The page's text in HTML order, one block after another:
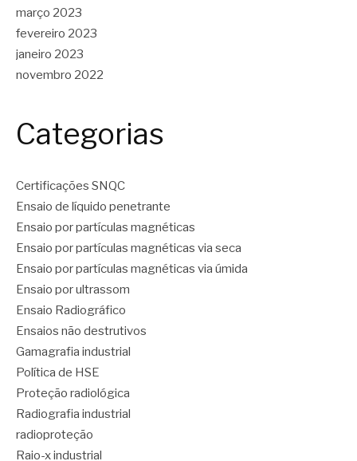
março 2023
fevereiro 2023
janeiro 2023
novembro 2022
Categorias
Certificações SNQC
Ensaio de líquido penetrante
Ensaio por partículas magnéticas
Ensaio por partículas magnéticas via seca
Ensaio por partículas magnéticas via úmida
Ensaio por ultrassom
Ensaio Radiográfico
Ensaios não destrutivos
Gamagrafia industrial
Política de HSE
Proteção radiológica
Radiografia industrial
radioproteção
Raio-x industrial